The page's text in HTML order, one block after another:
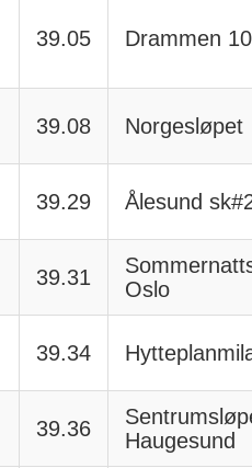
39.05 Drammen
39.08 Norgesløpet
39.29 Ålesund
39.31
Oslo
39.34
39.36
Haugesund